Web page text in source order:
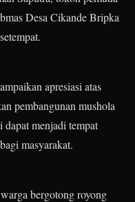
Desa Cikande Bripka
apresiasi atas
pembangunan mushola
menjadi tempat
masyarakat.
bergotong royong